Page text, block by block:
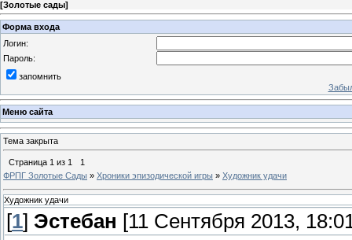
[Золотые сады]
Форма входа
Логин:
Пароль:
запомнить
Меню сайта
Тема закрыта
Страница 1 из 1
1
ФРПГ Золотые Сады » Хроники эпизодической игры » Художник удачи
Художник удачи
[1] Эстебан [11 Сентября 2013,